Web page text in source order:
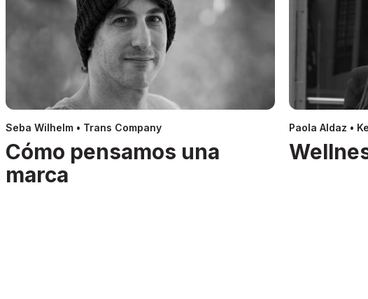
Seba Wilhelm • Trans Company
Cómo pensamos una
marca
Paola Aldaz •